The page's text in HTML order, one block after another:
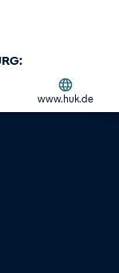
www.huk.de